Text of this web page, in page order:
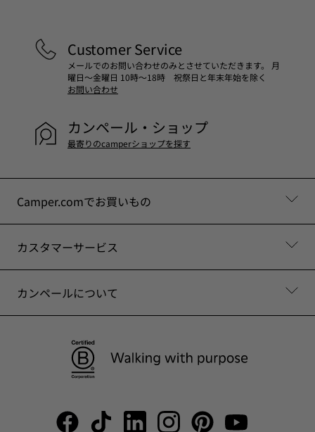
Camper.comでお買いもの
カスタマーサービス
カンペールについて
Customer Service
メールでのお問い合わせのみとさせていただきます。 月
曜日～金曜日 10時～18時 祝祭日と年末年始を除く
お問い合わせ
カンペール・ショップ
最寄りのcamperショップを探す